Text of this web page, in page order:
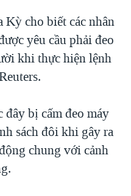
NAM
VIỆT NAM
VIỆT NAM
TRỘM HẢI SÂM
TỪ NÔNG THÔN MỸ
cho biết các nhân
yêu cầu phải đeo
khi thực hiện lệnh
đây bị cấm đeo máy
sách đôi khi gây ra
chung với cảnh